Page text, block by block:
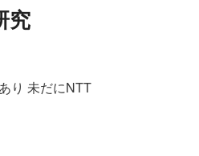
究
り 未だにNTT